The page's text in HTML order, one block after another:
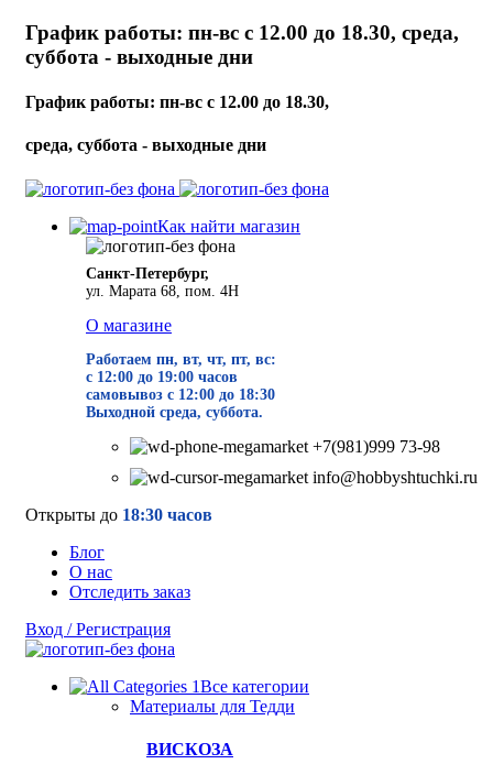
График работы: пн-вс с 12.00 до 18.30, среда,
суббота - выходные дни
График работы: пн-вс с 12.00 до 18.30,
среда, суббота - выходные дни
Как найти магазин
Санкт-Петербург,
ул. Марата 68, пом. 4Н
О магазине
Работаем пн, вт, чт, пт, вс:
с 12:00 до 19:00 часов
самовывоз с 12:00 до 18:30
Выходной среда, суббота.
+7(981)999 73-98
info@hobbyshtuchki.ru
Открыты до 18:30 часов
Блог
О нас
Отследить заказ
Вход / Регистрация
Все категории
Материалы для Тедди
ВИСКОЗА